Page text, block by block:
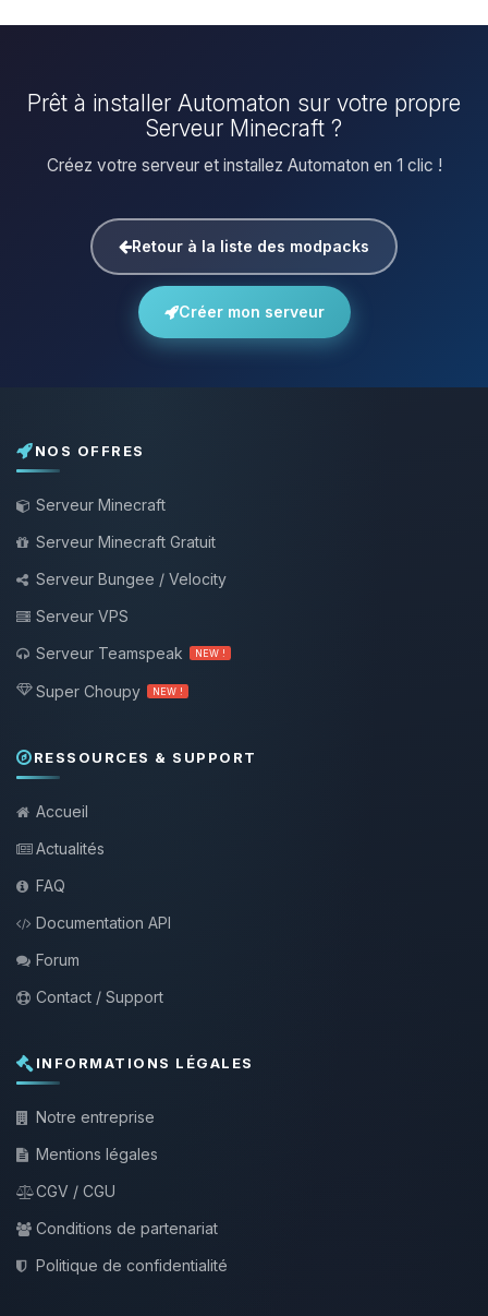
Prêt à installer Automaton sur votre propre
Serveur Minecraft ?
Créez votre serveur et installez Automaton en 1 clic !
Retour à la liste des modpacks
Créer mon serveur
NOS OFFRES
Serveur Minecraft
Serveur Minecraft Gratuit
Serveur Bungee / Velocity
Serveur VPS
Serveur Teamspeak
NEW !
Super Choupy NEW !
RESSOURCES & SUPPORT
Accueil
Actualités
FAQ
Documentation API
Forum
Contact / Support
INFORMATIONS LÉGALES
Notre entreprise
Mentions légales
CGV / CGU
Conditions de partenariat
Politique de confidentialité